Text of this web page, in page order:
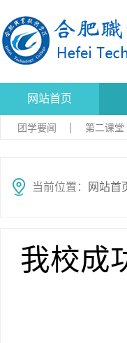
网站首页
团学要闻 第二课堂
当前位置： 网站首
我校成